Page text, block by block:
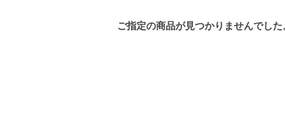
ご指定の商品が見つかりませんでした